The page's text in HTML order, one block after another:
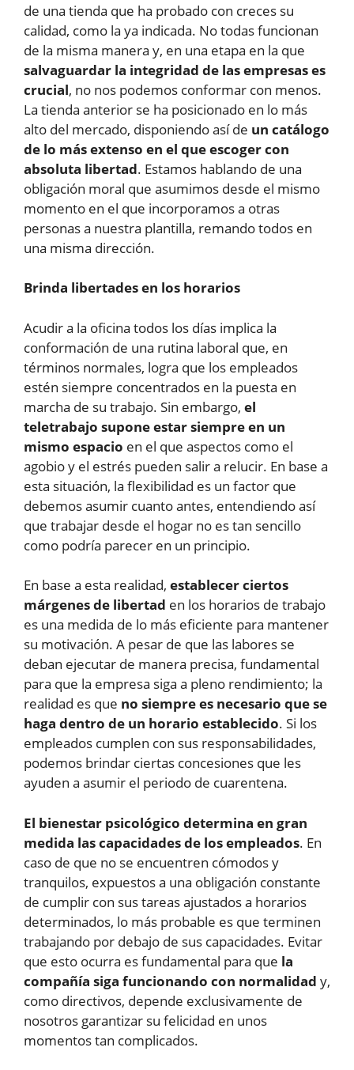
de una tienda que ha probado con creces su
calidad, como la ya indicada. No todas funcionan
de la misma manera y, en una etapa en la que
salvaguardar la integridad de las empresas es
crucial, no nos podemos conformar con menos.
La tienda anterior se ha posicionado en lo más
alto del mercado, disponiendo así de un catálogo
de lo más extenso en el que escoger con
absoluta libertad. Estamos hablando de una
obligación moral que asumimos desde el mismo
momento en el que incorporamos a otras
personas a nuestra plantilla, remando todos en
una misma dirección.
Brinda libertades en los horarios
Acudir a la oficina todos los días implica la
conformación de una rutina laboral que, en
términos normales, logra que los empleados
estén siempre concentrados en la puesta en
marcha de su trabajo. Sin embargo, el
teletrabajo supone estar siempre en un
mismo espacio en el que aspectos como el
agobio y el estrés pueden salir a relucir. En base a
esta situación, la flexibilidad es un factor que
debemos asumir cuanto antes, entendiendo así
que trabajar desde el hogar no es tan sencillo
como podría parecer en un principio.
En base a esta realidad, establecer ciertos
márgenes de libertad en los horarios de trabajo
es una medida de lo más eficiente para mantener
su motivación. A pesar de que las labores se
deban ejecutar de manera precisa, fundamental
para que la empresa siga a pleno rendimiento; la
realidad es que no siempre es necesario que se
haga dentro de un horario establecido. Si los
empleados cumplen con sus responsabilidades,
podemos brindar ciertas concesiones que les
ayuden a asumir el periodo de cuarentena.
El bienestar psicológico determina en gran
medida las capacidades de los empleados. En
caso de que no se encuentren cómodos y
tranquilos, expuestos a una obligación constante
de cumplir con sus tareas ajustados a horarios
determinados, lo más probable es que terminen
trabajando por debajo de sus capacidades. Evitar
que esto ocurra es fundamental para que la
compañía siga funcionando con normalidad y,
como directivos, depende exclusivamente de
nosotros garantizar su felicidad en unos
momentos tan complicados.